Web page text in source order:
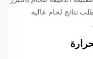
نتائج لحام عالية